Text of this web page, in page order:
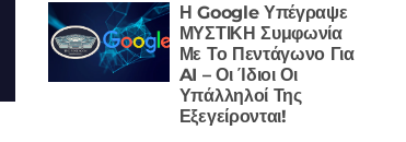
Η Google Υπέγραψε
ΜΥΣΤΙΚΗ Συμφωνία
Με Το Πεντάγωνο Για
AI – Οι Ίδιοι Οι
Υπάλληλοί Της
Εξεγείρονται!